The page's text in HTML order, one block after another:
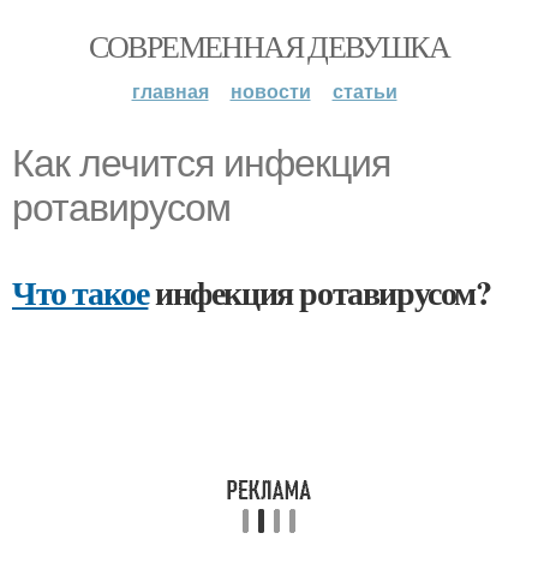
СОВРЕМЕННАЯ ДЕВУШКА
главная новости статьи
Как лечится инфекция
ротавирусом
Что такоеинфекция ротавирусом?